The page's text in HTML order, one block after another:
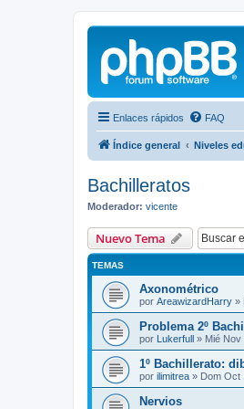
Enlaces rápidos FAQ
Índice general Niveles
Bachilleratos
Moderador: vicente
Nuevo Tema
TEMAS
Axonométrico
por AreawizardHarry »
Problema 2º
por Lukerfull » Mié Nov
1º Bachillerato:
por ilimitrea » Dom Oct
Nervios